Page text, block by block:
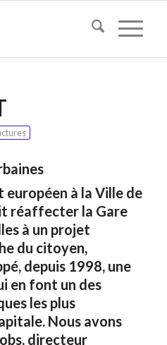
européen à la Ville de
réaffecter la Gare
à un projet
du citoyen,
depuis 1998, une
en font un des
les plus
Nous avons
directeur